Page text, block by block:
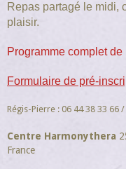
Repas partagé le midi,
plaisir.
Programme complet
Formulaire de pré-
Régis-Pierre : 06 44 38 33 66
Centre Harmonythera
France